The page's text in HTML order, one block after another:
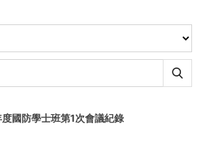
國防學士班第1次會議紀錄